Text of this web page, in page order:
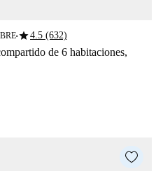
■star4.5 (632)
de 6 habitaciones,